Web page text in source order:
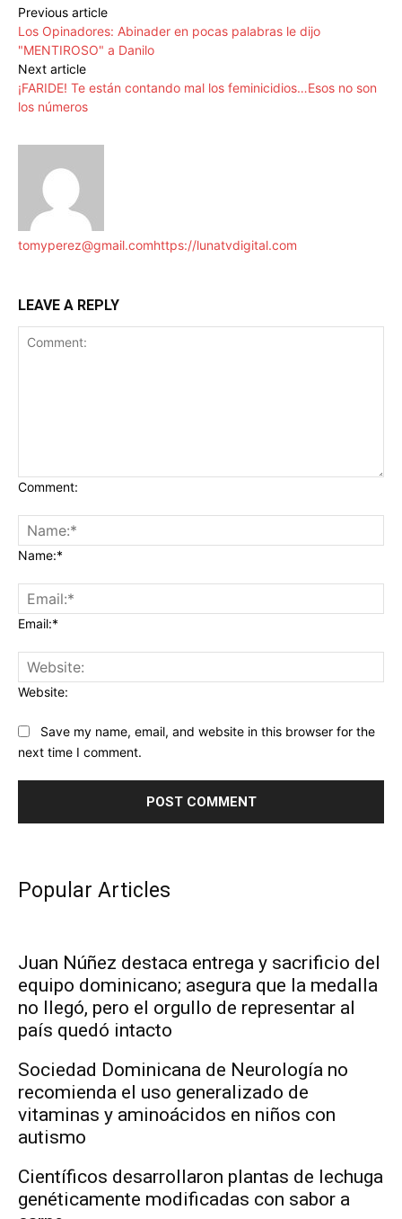
Previous article
Los Opinadores: Abinader en pocas palabras le dijo
"MENTIROSO" a Danilo
Next article
¡FARIDE! Te están contando mal los feminicidios…Esos no son
los números
tomyperez@gmail.comhttps://lunatvdigital.com
LEAVE A REPLY
Comment:
Name:*
Email:*
Website:
Save my name, email, and website in this browser for the
next time I comment.
Popular Articles
Juan Núñez destaca entrega y sacrificio del
equipo dominicano; asegura que la medalla
no llegó, pero el orgullo de representar al
país quedó intacto
Sociedad Dominicana de Neurología no
recomienda el uso generalizado de
vitaminas y aminoácidos en niños con
autismo
Científicos desarrollaron plantas de lechuga
genéticamente modificadas con sabor a